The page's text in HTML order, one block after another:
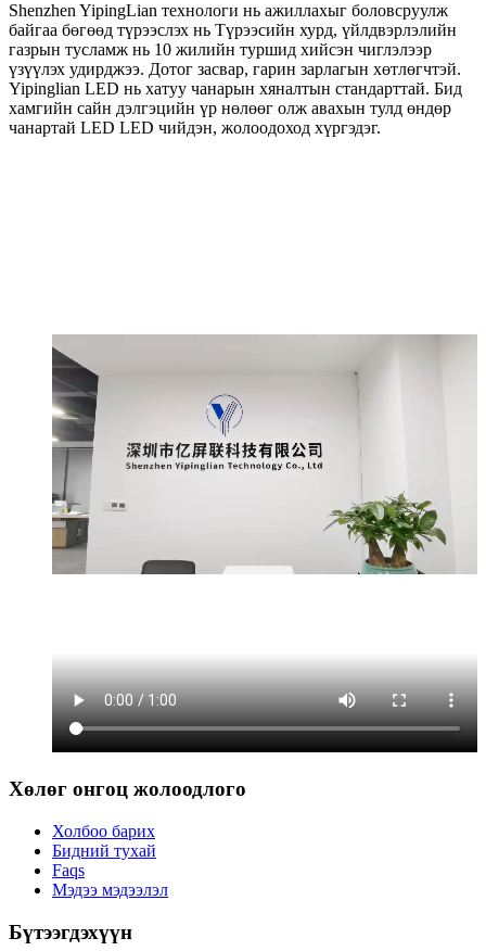
Shenzhen YipingLian технологи нь ажиллахыг боловсруулж
байгаа бөгөөд түрээслэх нь Түрээсийн хурд, үйлдвэрлэлийн
газрын тусламж нь 10 жилийн туршид хийсэн чиглэлээр
үзүүлэх удирджээ. Дотог засвар, гарин зарлагын хөтлөгчтэй.
Yipinglian LED нь хатуу чанарын хяналтын стандарттай. Бид
хамгийн сайн дэлгэцийн үр нөлөөг олж авахын тулд өндөр
чанартай LED LED чийдэн, жолоодоход хүргэдэг.
Хөлөг онгоц жолоодлого
Холбоо барих
Бидний тухай
Faqs
Мэдээ мэдээлэл
Бүтээгдэхүүн